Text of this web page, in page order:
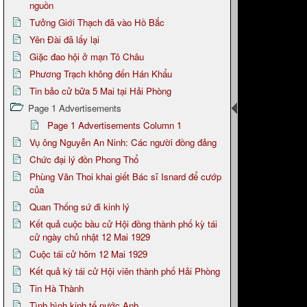
nguồn
Tưởng Giới Thạch đã vào Hồ Bắc
Yên Đài đã lấy lại
Giặc đao hội ở mạn Tô Châu
Phương Trạch không đến Hán Khẩu
Tin bảo cử bữa 5 Mai tại Hải Phòng
Page 1 Advertisements
Page 1 Advertisements Column 1
Vụ ông Nguyễn An Ninh: Các người đồng đảng
Chức đại lý đồn Phong Thổ
Phùng Văn Thoi khai giết Bác sĩ Isnard để cướp
của
Quan Thống sứ đi kinh lý
Kết quả cuộc bầu cử Hội đồng thành phố kỳ tái
cử ngày chủ nhật 12 Mai 1929
Cuộc tái cử hôm 12 Mai 1929
Kết quả kỳ tái cử Hội viên thành phố Hải Phòng
Tin Hà Thành